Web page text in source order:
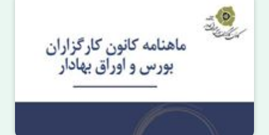
کارگروه بیمه و مالیات، امور بانکی و اعتباری در سال گذشته توضیحاتی
داده است.